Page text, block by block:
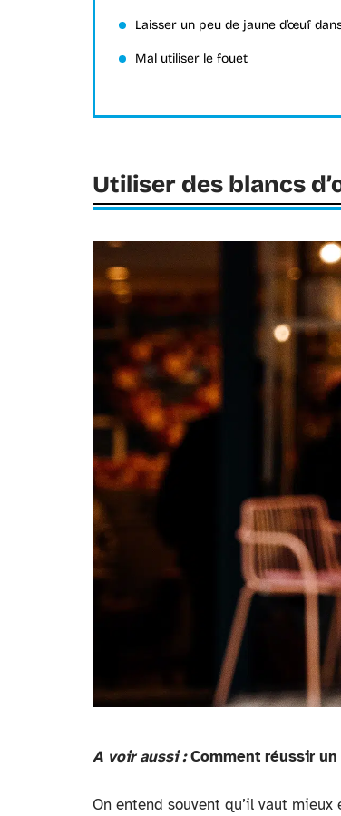
Laisser un peu de jaune d’œuf
Mal utiliser le fouet
Utiliser des blancs
A voir aussi : Comment réussir
On entend souvent qu’il vaut